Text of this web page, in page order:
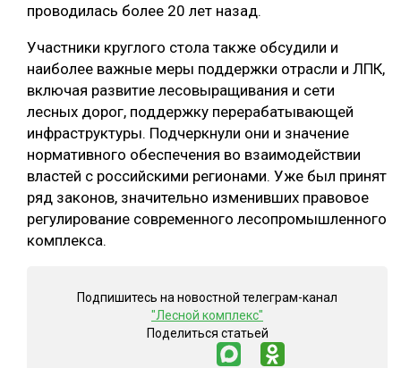
БЕЗОПАСНОЕ ПРОИЗВОДСТВО
СОРТИРОВКА ДРЕВЕСИНЫ
МЕБЕЛЬНОЕ ПРОИЗВОДСТВО
проводилась более 20 лет назад.
Участники круглого стола также обсудили и
наиболее важные меры поддержки отрасли и ЛПК,
включая развитие лесовыращивания и сети
лесных дорог, поддержку перерабатывающей
инфраструктуры. Подчеркнули они и значение
нормативного обеспечения во взаимодействии
властей с российскими регионами. Уже был принят
ряд законов, значительно изменивших правовое
регулирование современного лесопромышленного
комплекса.
Подпишитесь на новостной телеграм-канал
"Лесной комплекс"
Поделиться статьей